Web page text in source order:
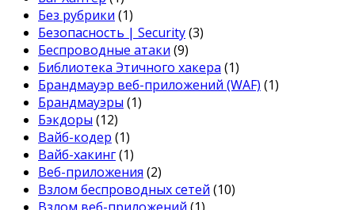
Без рубрики (1)
Безопасность | Security(3)
Беспроводные атаки (9)
Библиотека Этичного хакера (1)
Брандмауэр веб-приложений (WAF) (1)
Брандмауэры (1)
Бэкдоры (12)
Вайб-кодер (1)
Вайб-хакинг(1)
Веб-приложения (2)
Взлом беспроводных сетей (10)